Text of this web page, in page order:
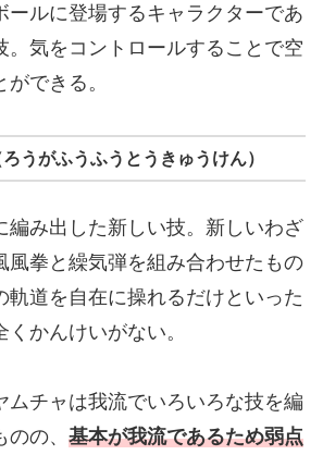
ールに登場するキャラクターであ
。気をコントロールすることで空
できる。
うがふうふうとうきゅうけん）
編み出した新しい技。新しいわざ
風拳と繰気弾を組み合わせたもの
軌道を自在に操れるだけといった
かんけいがない。
ムチャは我流でいろいろな技を編
の、 基本が我流であるため弱点